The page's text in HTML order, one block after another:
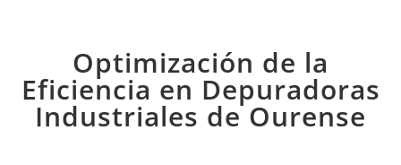
Optimización de la
Eficiencia en Depuradoras
Industriales de Ourense